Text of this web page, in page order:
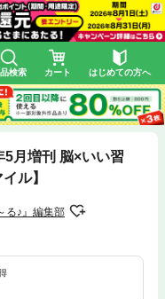
検索 カート はじめての方へ
5月増刊 脳×いい習
ル】
る♪』編集部